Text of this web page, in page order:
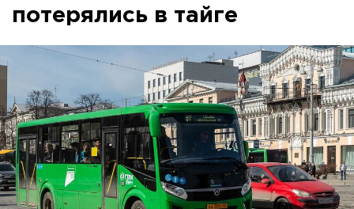
потерялись в тайге